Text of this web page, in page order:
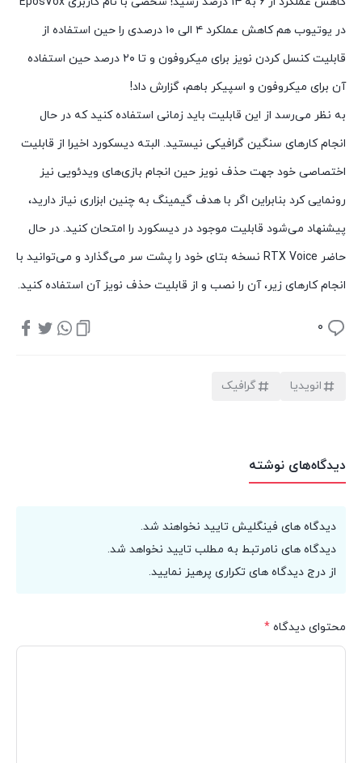
در یوتیوب هم کاهش عملکرد ۴ الی ۱۰ درصدی را حین استفاده از
قابلیت کنسل کردن نویز برای میکروفون و تا ۲۰ درصد حین استفاده
آن برای میکروفون و اسپیکر باهم، گزارش داد!
به نظر می‌رسد از این قابلیت باید زمانی استفاده کنید که در حال
انجام کارهای سنگین گرافیکی نیستید. البته دیسکورد اخیرا از قابلیت
اختصاصی خود جهت حذف نویز حین انجام بازی‌های ویدئویی نیز
رونمایی کرد بنابراین اگر با هدف گیمینگ به چنین ابزاری نیاز دارید،
پیشنهاد می‌شود قابلیت موجود در دیسکورد را امتحان کنید. در حال
حاضر RTX Voice نسخه بتای خود را پشت سر می‌گذارد و می‌توانید با
انجام کارهای زیر، آن را نصب و از قابلیت حذف نویز آن استفاده کنید.
۰
انویدیا گرافیک
دیدگاه‌های نوشته
دیدگاه های فینگلیش تایید نخواهند شد.
دیدگاه های نامرتبط به مطلب تایید نخواهد شد.
از درج دیدگاه های تکراری پرهیز نمایید.
محتوای دیدگاه *